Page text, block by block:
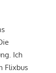
Ich
Flixbus